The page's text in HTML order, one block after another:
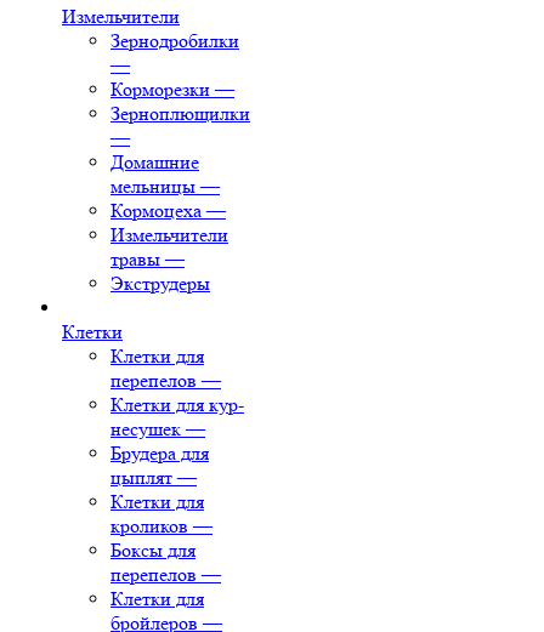
Измельчители
Зернодробилки
—
Корморезки —
Зерноплющилки
—
Домашние
мельницы —
Кормоцеха —
Измельчители
травы —
Экструдеры
Клетки
Клетки для
перепелов —
Клетки для кур-
несушек —
Брудера для
цыплят —
Клетки для
кроликов —
Боксы для
перепелов —
Клетки для
бройлеров —